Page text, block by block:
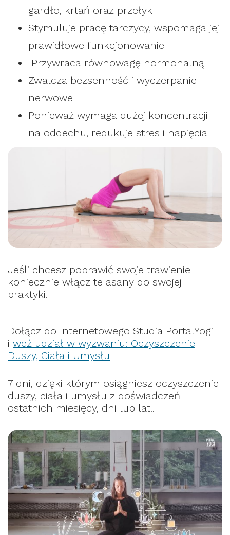
gardło, krtań oraz przełyk
Stymuluje pracę tarczycy, wspomaga jej
prawidłowe funkcjonowanie
Przywraca równowagę hormonalną
Zwalcza bezsenność i wyczerpanie
nerwowe
Ponieważ wymaga dużej koncentracji
na oddechu, redukuje stres i napięcia
Jeśli chcesz poprawić swoje trawienie
koniecznie włącz te asany do swojej
praktyki.
Dołącz do Internetowego Studia PortalYogi
i weź udział w wyzwaniu: Oczyszczenie
Duszy, Ciała i Umysłu
7 dni, dzięki którym osiągniesz oczyszczenie
duszy, ciała i umysłu z doświadczeń
ostatnich miesięcy, dni lub lat..